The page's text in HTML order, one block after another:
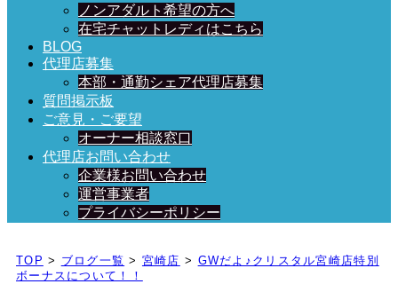
ノンアダルト希望の方へ
在宅チャットレディはこちら
BLOG
代理店募集
本部・通勤シェア代理店募集
質問掲示板
ご意見・ご要望
オーナー相談窓口
代理店お問い合わせ
企業様お問い合わせ
運営事業者
プライバシーポリシー
日々、ブログを更新中！
TOP > ブログ一覧 > 宮崎店 > GWだよ♪クリスタル宮崎店特別
ボーナスについて！！